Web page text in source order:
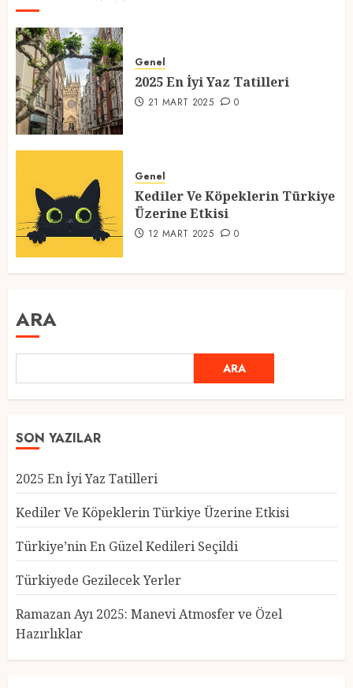
Genel
2025 En İyi Yaz Tatilleri
21 MART 2025 0
Genel
Kediler Ve Köpeklerin Türkiye
Üzerine Etkisi
12 MART 2025 0
ARA
ARA
SON YAZILAR
2025 En İyi Yaz Tatilleri
Kediler Ve Köpeklerin Türkiye Üzerine Etkisi
Türkiye’nin En Güzel Kedileri Seçildi
Türkiyede Gezilecek Yerler
Ramazan Ayı 2025: Manevi Atmosfer ve Özel
Hazırlıklar
Türkiye’nin En Güzel Kedileri
Seçildi
12 MART 2025